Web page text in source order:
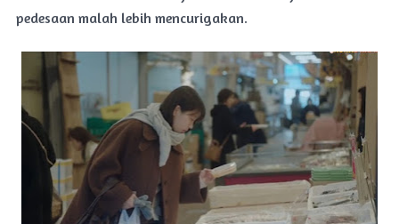
pedesaan malah lebih mencurigakan.